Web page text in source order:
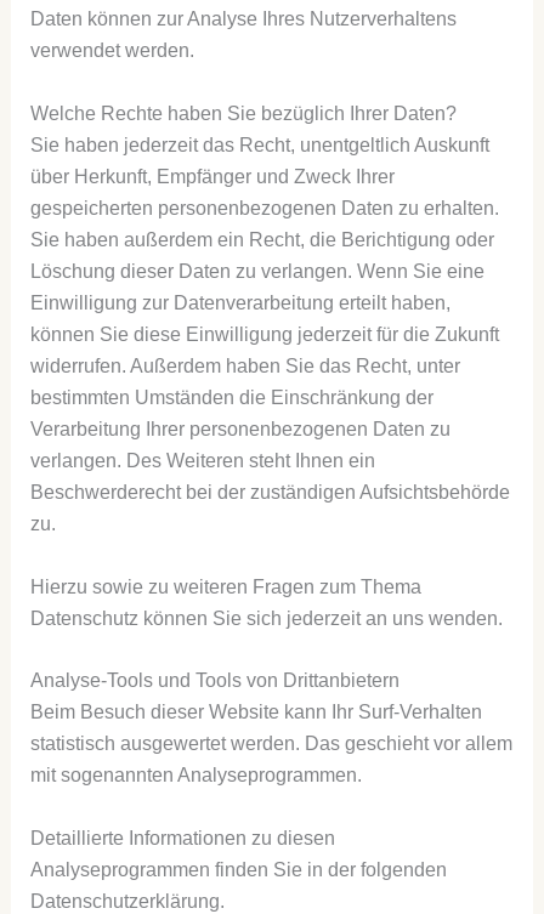
Daten können zur Analyse Ihres Nutzerverhaltens
verwendet werden.
Welche Rechte haben Sie bezüglich Ihrer Daten?
Sie haben jederzeit das Recht, unentgeltlich Auskunft
über Herkunft, Empfänger und Zweck Ihrer
gespeicherten personenbezogenen Daten zu erhalten.
Sie haben außerdem ein Recht, die Berichtigung oder
Löschung dieser Daten zu verlangen. Wenn Sie eine
Einwilligung zur Datenverarbeitung erteilt haben,
können Sie diese Einwilligung jederzeit für die Zukunft
widerrufen. Außerdem haben Sie das Recht, unter
bestimmten Umständen die Einschränkung der
Verarbeitung Ihrer personenbezogenen Daten zu
verlangen. Des Weiteren steht Ihnen ein
Beschwerderecht bei der zuständigen Aufsichtsbehörde
zu.
Hierzu sowie zu weiteren Fragen zum Thema
Datenschutz können Sie sich jederzeit an uns wenden.
Analyse-Tools und Tools von Dritt­anbietern
Beim Besuch dieser Website kann Ihr Surf-Verhalten
statistisch ausgewertet werden. Das geschieht vor allem
mit sogenannten Analyseprogrammen.
Detaillierte Informationen zu diesen
Analyseprogrammen finden Sie in der folgenden
Datenschutzerklärung.